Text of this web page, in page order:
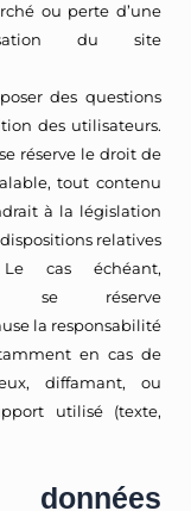
ou perte d’une
du site
des questions
des utilisateurs.
réserve le droit de
tout contenu
à la législation
relatives
cas échéant,
réserve
la responsabilité
en cas de
diffamant, ou
utilisé (texte,